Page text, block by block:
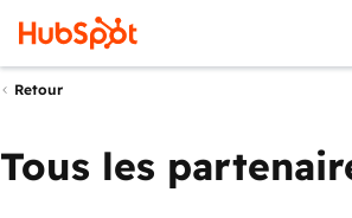
Retour
Tous les